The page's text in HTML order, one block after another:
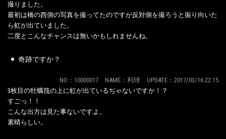
撮りました。
最初は橋の西側の写真を撮ってたのですが反対側を撮ろうと振り向いた
ら虹が出ていました。
二度とこんなチャンスは無いかもしれませんね。
奇跡ですか？
NO：10000017 NAME：利球 UPDATE：2017/03/16 22:15
3枚目の牡蠣筏の上に虹が出ているぢゃないですか！？
すごっ！！
こんな出方は見た事ないですよ。
素晴らしい。